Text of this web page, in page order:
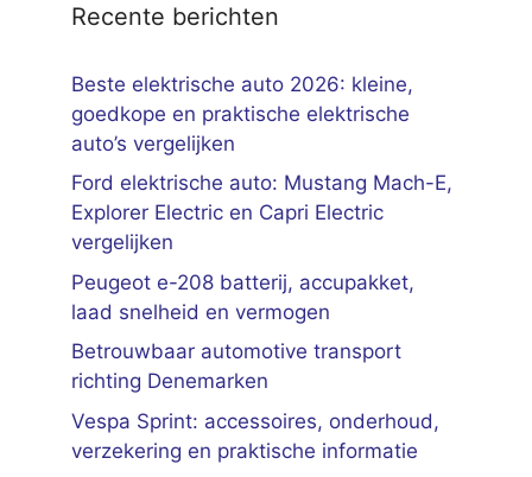
Recente berichten
Beste elektrische auto 2026: kleine,
goedkope en praktische elektrische
auto’s vergelijken
Ford elektrische auto: Mustang Mach-E,
Explorer Electric en Capri Electric
vergelijken
Peugeot e-208 batterij, accupakket,
laad snelheid en vermogen
Betrouwbaar automotive transport
richting Denemarken
Vespa Sprint: accessoires, onderhoud,
verzekering en praktische informatie